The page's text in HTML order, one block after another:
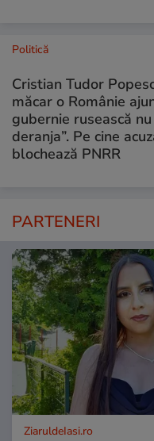
Politică
Cristian Tudor
măcar o Românie
gubernie rusească
deranja”. Pe cine
blochează PNRR
PARTENERI
ZiaruldeIasi.ro